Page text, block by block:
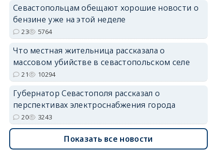
Севастопольцам обещают хорошие новости о
бензине уже на этой неделе
23 5764
Что местная жительница рассказала о
массовом убийстве в севастопольском селе
21 10294
Губернатор Севастополя рассказал о
перспективах электроснабжения города
20 3243
Показать все новости